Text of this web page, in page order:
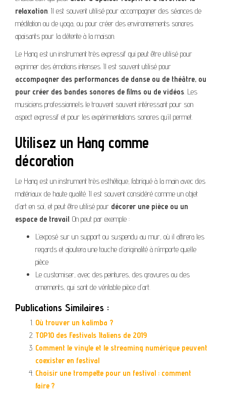
relaxation . Il est souvent utilisé pour accompagner des séances de
méditation ou de yoga, ou pour créer des environnements sonores
apaisants pour la détente à la maison.
Le Hang est un instrument très expressif qui peut être utilisé pour
exprimer des émotions intenses. Il est souvent utilisé pour
accompagner des performances de danse ou de théâtre, ou
pour créer des bandes sonores de films ou de vidéos . Les
musiciens professionnels le trouvent souvent intéressant pour son
aspect expressif et pour les expérimentations sonores qu’il permet.
Utilisez un Hang comme
décoration
Le Hang est un instrument très esthétique, fabriqué à la main avec des
matériaux de haute qualité. Il est souvent considéré comme un objet
d’art en soi, et peut être utilisé pour décorer une pièce ou un
espace de travail . On peut par exemple :
L’exposé sur un support ou suspendu au mur, où il attirera les
regards et ajoutera une touche d’originalité à n’importe quelle
pièce
Le customiser, avec des peintures, des gravures ou des
ornements, qui sont de véritable pièce d’art.
Publications Similaires :
Où trouver un kalimba ?
TOP10 des Festivals Italiens de 2019
Comment le vinyle et le streaming numérique peuvent
coexister en festival
Choisir une trompette pour un festival : comment
faire ?